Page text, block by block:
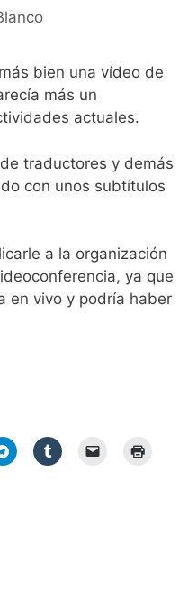
bien una vídeo de
más un
actuales.
traductores y demás
con unos subtítulos
a la organización
ya que
en vivo y podría haber